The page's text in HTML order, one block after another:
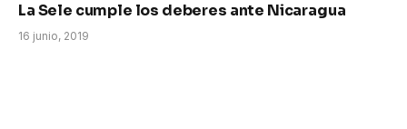
La Sele cumple los deberes ante Nicaragua
16 junio, 2019